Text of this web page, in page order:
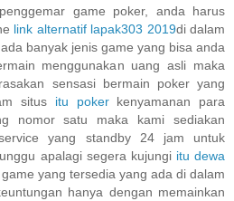
game poker, anda harus
link alternatif lapak303 2019di dalam
ada banyak jenis game yang bisa anda
menggunakan uang asli maka
sensasi bermain poker yang
situs itu pokerkenyamanan para
nomor satu maka kami sediakan
yang standby 24 jam untuk
apalagi segera kujungi itu dewa
yang tersedia yang ada di dalam
hanya dengan memainkan